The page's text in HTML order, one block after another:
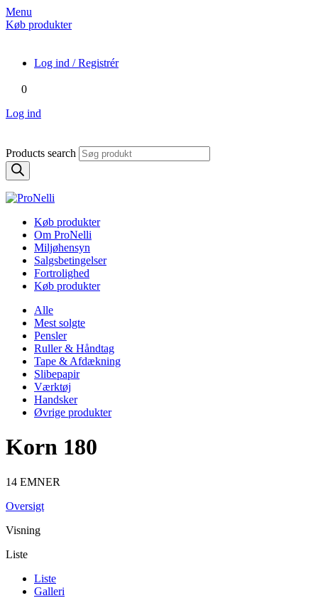
Menu
Køb produkter
Log ind / Registrér
0
Log ind
Products search
Køb produkter
Om ProNelli
Miljøhensyn
Salgsbetingelser
Fortrolighed
Køb produkter
Alle
Mest solgte
Pensler
Ruller & Håndtag
Tape & Afdækning
Slibepapir
Værktøj
Handsker
Øvrige produkter
Korn 180
14 EMNER
Oversigt
Visning
Liste
Liste
Galleri